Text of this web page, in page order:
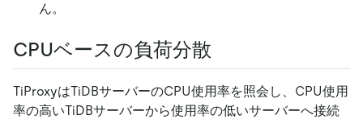
ん。
CPUベースの負荷分散
TiProxyはTiDBサーバーのCPU使用率を照会し、CPU使用
率の高いTiDBサーバーから使用率の低いサーバーへ接続